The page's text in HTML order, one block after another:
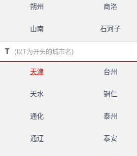
朔州 商洛
山南 石河子
T (以T为开头的城市名)
天津 台州
天水 铜仁
通化 泰州
通辽 泰安